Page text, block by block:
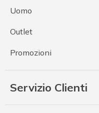
Uomo
Outlet
Promozioni
Servizio Clienti